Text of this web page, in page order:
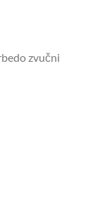
zvučni